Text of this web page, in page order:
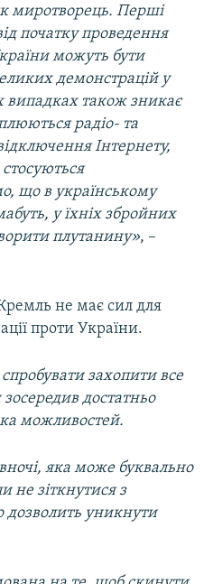
миротворець. Перші
початку проведення
можуть бути
демонстрацій у
випадках також зникає
радіо- та
Інтернету,
що в українському
у їхніх збройних
плутанину», –
не має сил для
проти України.
захопити все
зосередив достатньо
можливостей.
яка може буквально
не зіткнутися з
уникнути